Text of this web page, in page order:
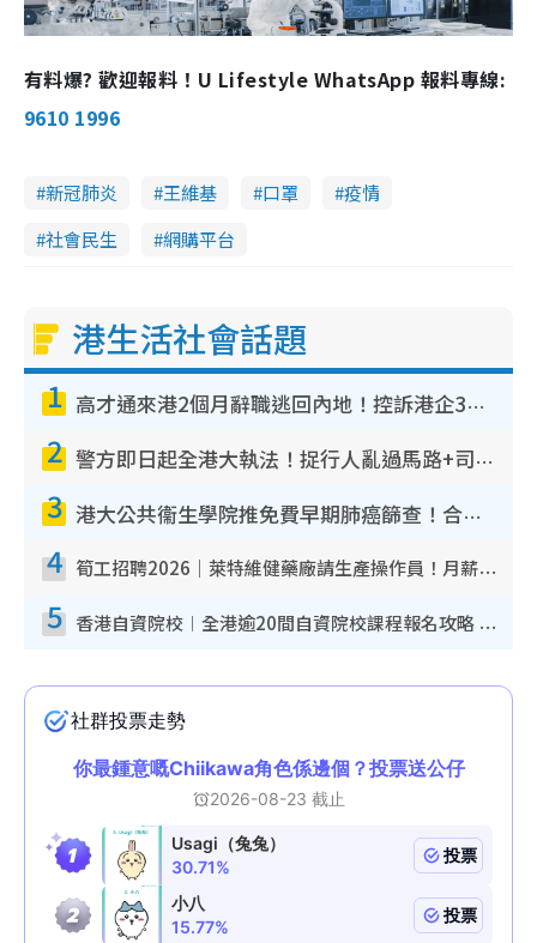
有料爆? 歡迎報料！U Lifestyle WhatsApp 報料專線:
9610 1996
新冠肺炎 王維基 口罩
疫情
社會民生
網購平台
港生活社會話題
1 高才通來港2個月辭職逃回內地！控訴港企3宗罪 歎微管理極窒息
2 警方即日起全港大執法！捉行人亂過馬路+司機不專注駕駛！亂過馬路罰$2000
3 港大公共衞生學院推免費早期肺癌篩查！合資格人士將獲全額資助定期血液化驗／電腦斷層掃描／風險評估
4 筍工招聘2026｜萊特維健藥廠請生產操作員！月薪高達$1.7萬 冷氣廠房/五天工作/保證雙糧
5 香港自資院校︱全港逾20間自資院校課程報名攻略 留位費可退/申請日期/報名連結